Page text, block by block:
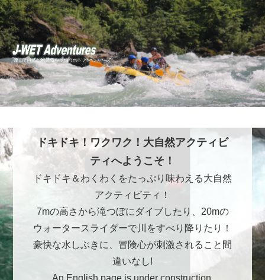
ドキドキ！ワクワク！大自然アクティビ
ティへようこそ！
ドキドキ＆わくわくをたっぷり味わえる大自然
アクティビティ！
7mの高さから滝つぼにダイブしたり、20mの
ウォータースライダーで川をすべり降りたり！
豪快な水しぶきに、冒険心が刺激されること間
違いなし!